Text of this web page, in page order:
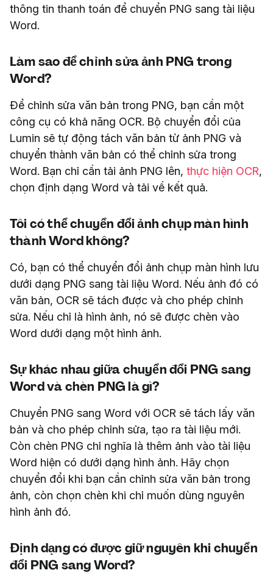
thông tin thanh toán để chuyển PNG sang tài liệu
Word.
Làm sao để chỉnh sửa ảnh PNG trong
Word?
Để chỉnh sửa văn bản trong PNG, bạn cần một
công cụ có khả năng OCR. Bộ chuyển đổi của
Lumin sẽ tự động tách văn bản từ ảnh PNG và
chuyển thành văn bản có thể chỉnh sửa trong
Word. Bạn chỉ cần tải ảnh PNG lên, thực hiện OCR,
chọn định dạng Word và tải về kết quả.
Tôi có thể chuyển đổi ảnh chụp màn hình
thành Word không?
Có, bạn có thể chuyển đổi ảnh chụp màn hình lưu
dưới dạng PNG sang tài liệu Word. Nếu ảnh đó có
văn bản, OCR sẽ tách được và cho phép chỉnh
sửa. Nếu chỉ là hình ảnh, nó sẽ được chèn vào
Word dưới dạng một hình ảnh.
Sự khác nhau giữa chuyển đổi PNG sang
Word và chèn PNG là gì?
Chuyển PNG sang Word với OCR sẽ tách lấy văn
bản và cho phép chỉnh sửa, tạo ra tài liệu mới.
Còn chèn PNG chỉ nghĩa là thêm ảnh vào tài liệu
Word hiện có dưới dạng hình ảnh. Hãy chọn
chuyển đổi khi bạn cần chỉnh sửa văn bản trong
ảnh, còn chọn chèn khi chỉ muốn dùng nguyên
hình ảnh đó.
Định dạng có được giữ nguyên khi chuyển
đổi PNG sang Word?